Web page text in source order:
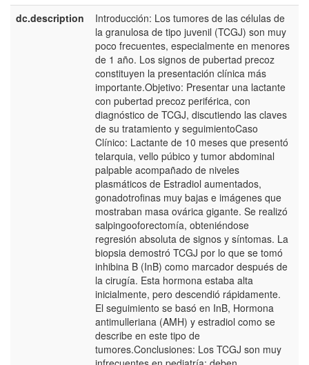
dc.description
Introducción: Los tumores de las células de
la granulosa de tipo juvenil (TCGJ) son muy
poco frecuentes, especialmente en menores
de 1 año. Los signos de pubertad precoz
constituyen la presentación clínica más
importante.Objetivo: Presentar una lactante
con pubertad precoz periférica, con
diagnóstico de TCGJ, discutiendo las claves
de su tratamiento y seguimientoCaso
Clínico: Lactante de 10 meses que presentó
telarquia, vello púbico y tumor abdominal
palpable acompañado de niveles
plasmáticos de Estradiol aumentados,
gonadotrofinas muy bajas e imágenes que
mostraban masa ovárica gigante. Se realizó
salpingooforectomía, obteniéndose
regresión absoluta de signos y síntomas. La
biopsia demostró TCGJ por lo que se tomó
inhibina B (InB) como marcador después de
la cirugía. Esta hormona estaba alta
inicialmente, pero descendió rápidamente.
El seguimiento se basó en InB, Hormona
antimulleriana (AMH) y estradiol como se
describe en este tipo de
tumores.Conclusiones: Los TCGJ son muy